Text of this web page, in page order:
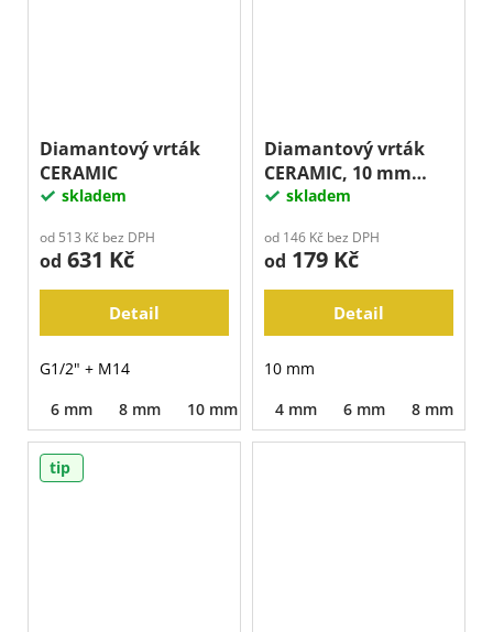
Diamantový vrták
CERAMIC
skladem
od 513 Kč bez DPH
od 631 Kč
Detail
G1/2" + M14
6 mm
8 mm 10 mm 15 mm 20 mm 25 mm
Diamantový vrták
CERAMIC, 10 mm
stopka
skladem
od 146 Kč bez DPH
od 179 Kč
Detail
10 mm
4 mm
6 mm 8 mm
tip